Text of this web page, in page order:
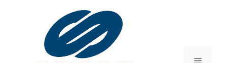
Menú